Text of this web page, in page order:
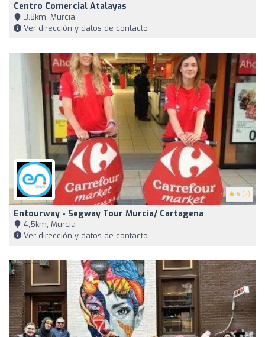
Centro Comercial Atalayas
3,8km, Murcia
Ver dirección y datos de contacto
5 (2)
Entourway - Segway Tour Murcia/ Cartagena
4,5km, Murcia
Ver dirección y datos de contacto